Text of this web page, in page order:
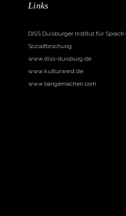
Links
DISS Duisburger Institut für
Sozialforschung
www.diss-duisburg.de
www.kulturwest.de
www.bangemachen.com